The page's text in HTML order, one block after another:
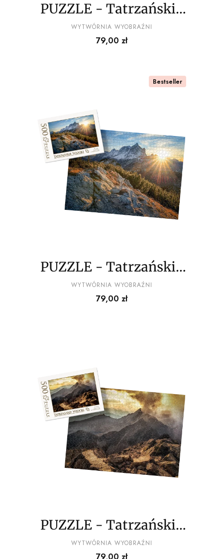
PUZZLE - Tatrzańskie
widoki wz12 - z
pudełkiem
PRODUCENT
WYTWÓRNIA WYOBRAŹNI
Cena
79,00 zł
Bestseller
PUZZLE - Tatrzańskie
widoki wz13 - z
pudełkiem
PRODUCENT
WYTWÓRNIA WYOBRAŹNI
Cena
79,00 zł
PUZZLE - Tatrzańskie
widoki wz14 - z
PRODUCENT
WYTWÓRNIA WYOBRAŹNI
Cena